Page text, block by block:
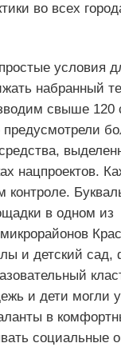
во всех
условия
набранный
свыше 120
предусмотрели
нацпроектов.
в одном из
и детский сад,
и дети могли
в
социальные